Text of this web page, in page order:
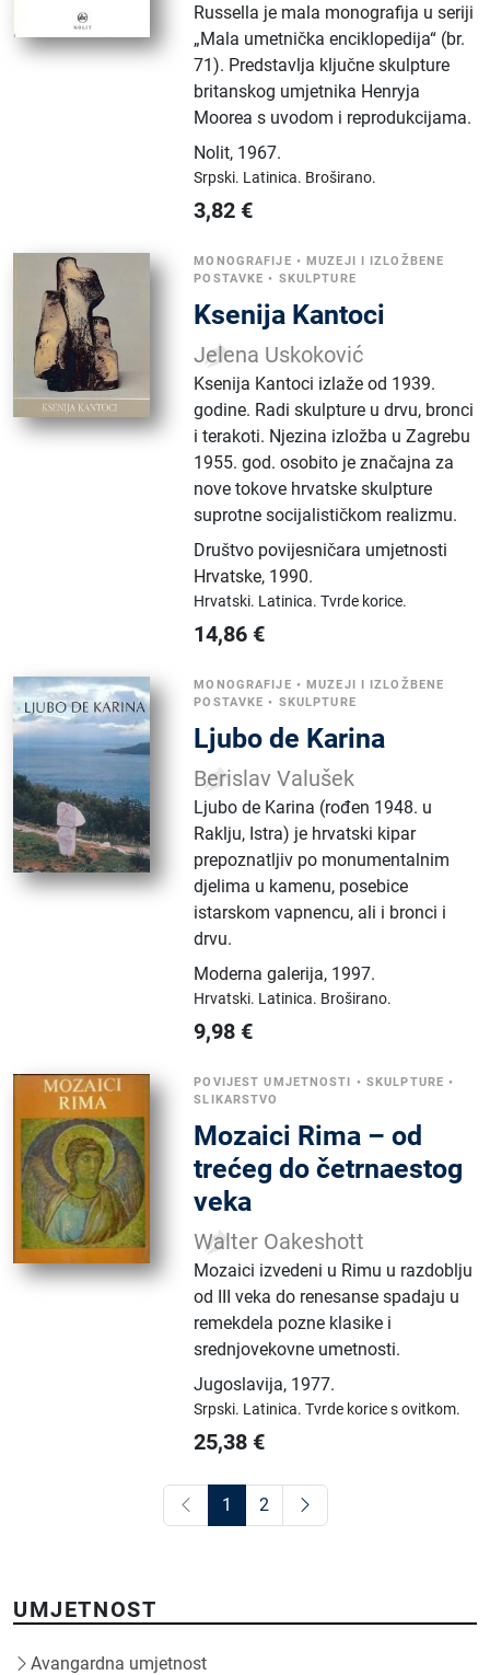
Russella je mala monografija u seriji
„Mala umetnička enciklopedija“ (br.
71). Predstavlja ključne skulpture
britanskog umjetnika Henryja
Moorea s uvodom i reprodukcijama.
Nolit, 1967.
Srpski. Latinica. Broširano.
3,82 €
MONOGRAFIJE •MUZEJI I IZLOŽBENE
POSTAVKE • SKULPTURE
Ksenija Kantoci
Jelena Uskoković
Ksenija Kantoci izlaže od 1939.
godine. Radi skulpture u drvu, bronci
i terakoti. Njezina izložba u Zagrebu
1955. god. osobito je značajna za
nove tokove hrvatske skulpture
suprotne socijalističkom realizmu.
Društvo povijesničara umjetnosti
Hrvatske, 1990.
Hrvatski. Latinica.Tvrde korice.
14,86 €
MONOGRAFIJE •MUZEJI I IZLOŽBENE
POSTAVKE • SKULPTURE
Ljubo de Karina
Berislav Valušek
Ljubo de Karina (rođen 1948. u
Raklju, Istra) je hrvatski kipar
prepoznatljiv po monumentalnim
djelima u kamenu, posebice
istarskom vapnencu, ali i bronci i
drvu.
Moderna galerija, 1997.
Hrvatski. Latinica. Broširano.
9,98 €
POVIJEST UMJETNOSTI • SKULPTURE •
SLIKARSTVO
Mozaici Rima – od
trećeg do četrnaestog
veka
Walter Oakeshott
Mozaici izvedeni u Rimu u razdoblju
od III veka do renesanse spadaju u
remekdela pozne klasike i
srednjovekovne umetnosti.
Jugoslavija, 1977.
Srpski. Latinica.Tvrde korice s ovitkom.
25,38 €
1 2
UMJETNOST
Avangardna umjetnost